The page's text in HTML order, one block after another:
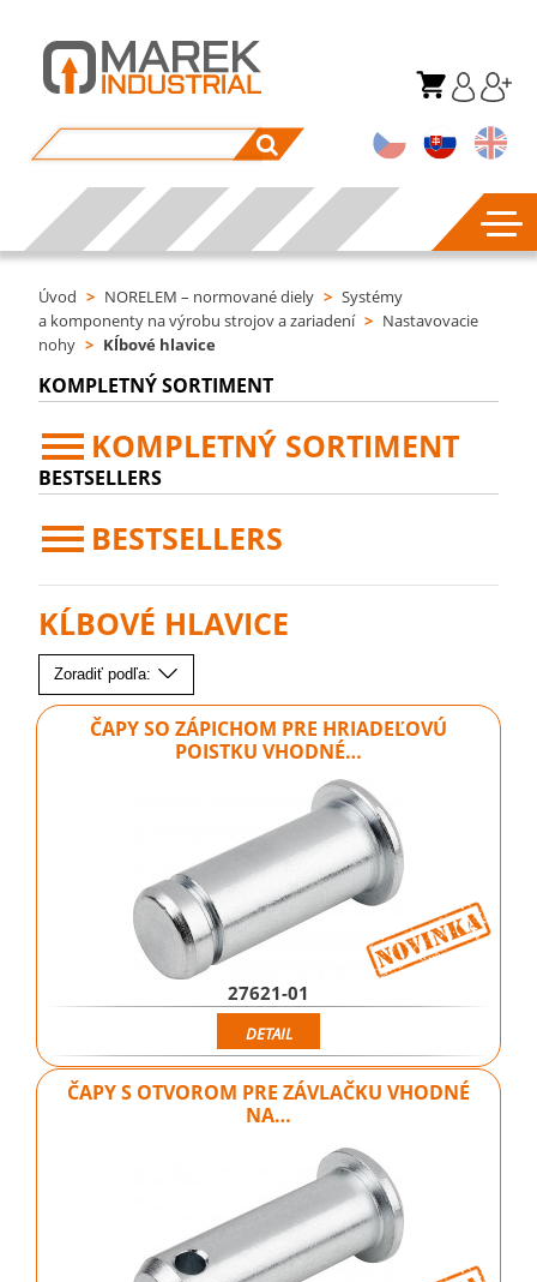
Úvod > NORELEM – normované diely > Systémy
a komponenty na výrobu strojov a zariadení > Nastavovacie
nohy > Kĺbové hlavice
KOMPLETNÝ SORTIMENT
KOMPLETNÝ SORTIMENT
BESTSELLERS
BESTSELLERS
KĹBOVÉ HLAVICE
Zoradiť podľa:
ČAPY SO ZÁPICHOM PRE HRIADEĽOVÚ
POISTKU VHODNÉ…
27621-01
DETAIL
ČAPY S OTVOROM PRE ZÁVLAČKU VHODNÉ
NA…